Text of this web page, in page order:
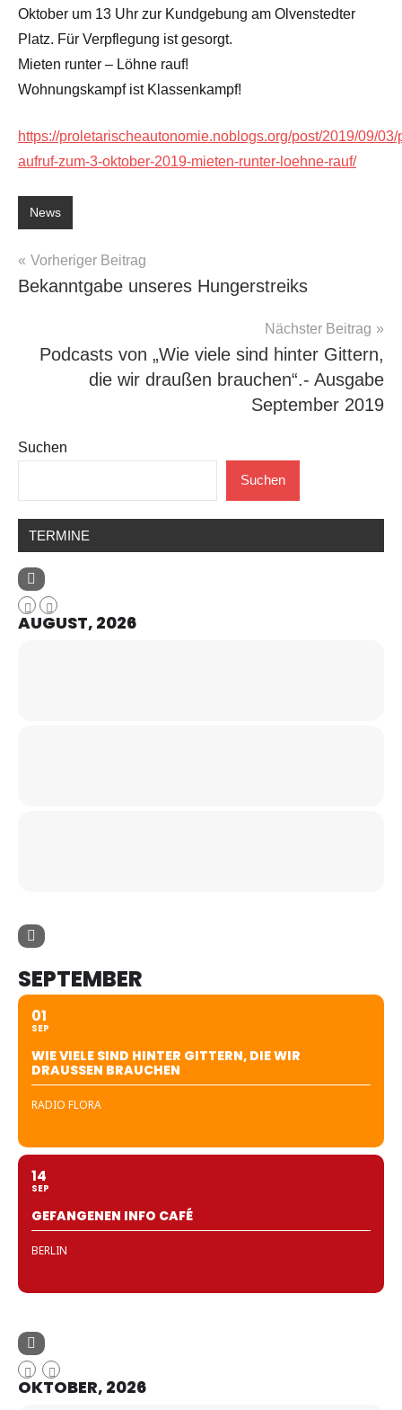
Oktober um 13 Uhr zur Kundgebung am Olvenstedter
Platz. Für Verpflegung ist gesorgt.
Mieten runter – Löhne rauf!
Wohnungskampf ist Klassenkampf!
https://proletarischeautonomie.noblogs.org/post/2019/09/03/
aufruf-zum-3-oktober-2019-mieten-runter-loehne-rauf/
News
Beitragsnavigation
Vorheriger Beitrag
Bekanntgabe unseres Hungerstreiks
Nächster Beitrag
Podcasts von „Wie viele sind hinter Gittern,
die wir draußen brauchen“.- Ausgabe
September 2019
Suchen
Suchen
TERMINE
AUGUST, 2026
SEPTEMBER
01
SEP
WIE VIELE SIND HINTER GITTERN, DIE WIR
DRAUSSEN BRAUCHEN
RADIO FLORA
14
SEP
GEFANGENEN INFO CAFÉ
BERLIN
OKTOBER, 2026